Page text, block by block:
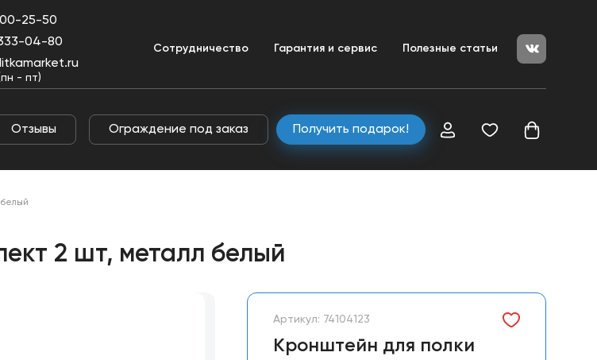
25-50
04-80
- пт)
Сотрудничество Гарантия и сервис Полезные статьи
Отзывы Ограждение под заказ Получить подарок!
и
Ограждение
+7 (800) 333-04-80
2 шт, металл белый
Артикул: 74104123
Кронштейн для полки